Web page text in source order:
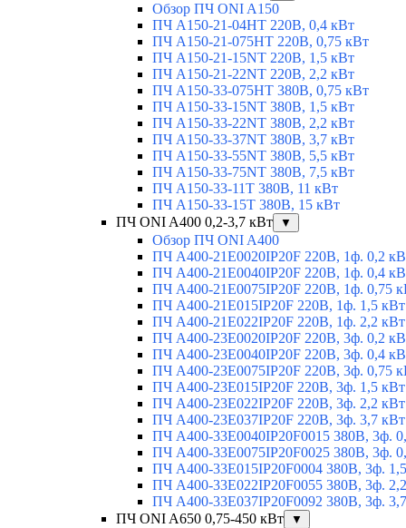
Обзор ПЧ ONI A150
ПЧ A150-21-04HT 220В, 0,4 кВт
ПЧ A150-21-075HT 220В, 0,75 кВт
ПЧ A150-21-15NT 220В, 1,5 кВт
ПЧ A150-21-22NT 220В, 2,2 кВт
ПЧ A150-33-075HT 380В, 0,75 кВт
ПЧ A150-33-15NT 380В, 1,5 кВт
ПЧ A150-33-22NT 380В, 2,2 кВт
ПЧ A150-33-37NT 380В, 3,7 кВт
ПЧ A150-33-55NT 380В, 5,5 кВт
ПЧ A150-33-75NT 380В, 7,5 кВт
ПЧ A150-33-11T 380В, 11 кВт
ПЧ A150-33-15T 380В, 15 кВт
ПЧ ONI A400 0,2-3,7 кВт
▼
Обзор ПЧ ONI A400
ПЧ A400-21E0020IP20F 220В, 1ф. 0,2
ПЧ A400-21E0040IP20F 220В, 1ф. 0,4
ПЧ A400-21E0075IP20F 220В, 1ф. 0,75
ПЧ A400-21E015IP20F 220В, 1ф. 1,5 кВт
ПЧ A400-21E022IP20F 220В, 1ф. 2,2 кВт
ПЧ A400-23E0020IP20F 220В, 3ф. 0,2
ПЧ A400-23E0040IP20F 220В, 3ф. 0,4
ПЧ A400-23E0075IP20F 220В, 3ф. 0,75
ПЧ A400-23E015IP20F 220В, 3ф. 1,5 кВт
ПЧ A400-23E022IP20F 220В, 3ф. 2,2 кВт
ПЧ A400-23E037IP20F 220В, 3ф. 3,7 кВт
ПЧ A400-33E0040IP20F0015 380В, 3ф.
ПЧ A400-33E0075IP20F0025 380В, 3ф.
ПЧ A400-33E015IP20F0004 380В, 3ф.
ПЧ A400-33E022IP20F0055 380В, 3ф.
ПЧ A400-33E037IP20F0092 380В, 3ф.
ПЧ ONI A650 0,75-450 кВт
▼